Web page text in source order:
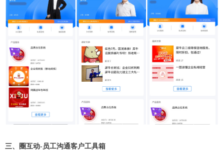
三、圈互动-员工沟通客户工具箱